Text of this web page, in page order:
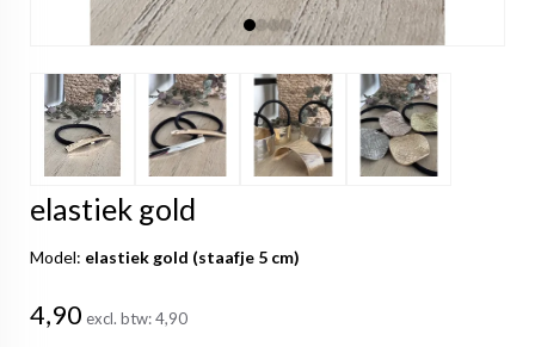
elastiek gold
Model: elastiek gold (staafje 5 cm)
4,90 excl. btw:4,90